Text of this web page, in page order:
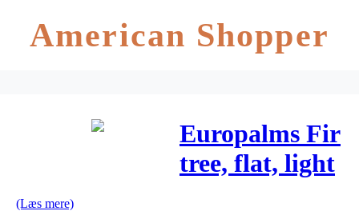
American Shopper
Europalms Fir
tree, flat, light
(Læs mere)